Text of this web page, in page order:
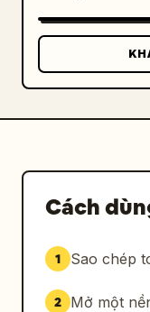
Cách
1 Sao chép
2
Mở một